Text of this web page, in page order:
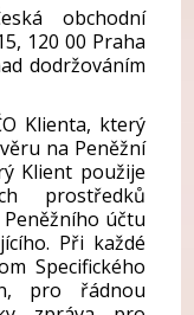
obchodní
120 00 Praha
dodržováním
Klienta, který
na Peněžní
Klient použije
prostředků
účtu
Při každé
Specifického
pro řádnou